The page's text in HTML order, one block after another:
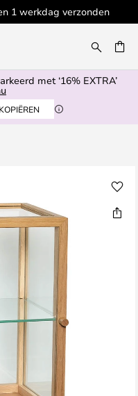
1 werkdag verzonden
met ‘16% EXTRA’
KOPIËREN